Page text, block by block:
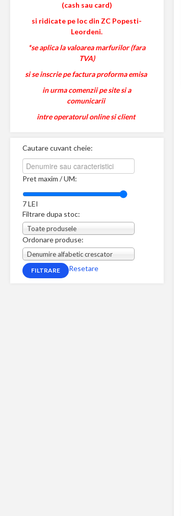
(cash sau card)
si ridicate pe loc din ZC Popesti-
Leordeni.
*se aplica la valoarea marfurilor (fara
TVA)
si se inscrie pe factura proforma emisa
in urma comenzii pe site si a
comunicarii
intre operatorul online si client
Cautare cuvant cheie:
Pret maxim / UM:
7LEI
Filtrare dupa stoc:
Toate produsele
Ordonare produse:
Denumire alfabetic crescator
Resetare